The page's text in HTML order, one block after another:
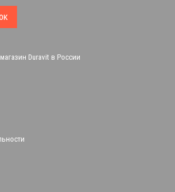
Duravit в России